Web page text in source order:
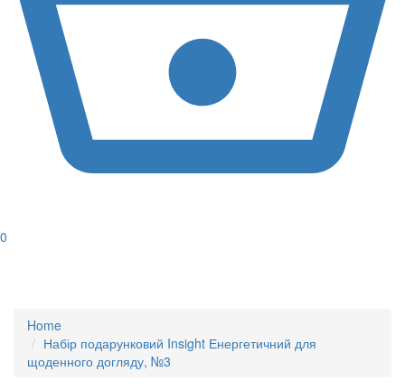
0
Home
Набір подарунковий Insight Енергетичний для
щоденного догляду, №3